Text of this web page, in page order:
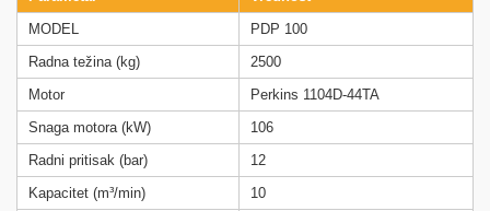
MODEL
PDP 100
Radna težina (kg)
2500
Motor
Perkins 1104D-44TA
Snaga motora (kW)
106
Radni pritisak (bar)
12
Kapacitet (m³/min)
10